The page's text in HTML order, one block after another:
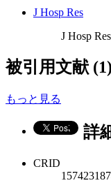
J Hosp Res
J Hosp
被引用文献 (1)
もっと見る
詳
CRID